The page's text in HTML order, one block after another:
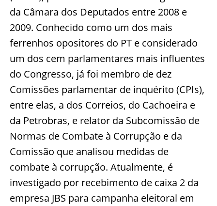
da Câmara dos Deputados entre 2008 e
2009. Conhecido como um dos mais
ferrenhos opositores do PT e considerado
um dos cem parlamentares mais influentes
do Congresso, já foi membro de dez
Comissões parlamentar de inquérito (CPIs),
entre elas, a dos Correios, do Cachoeira e
da Petrobras, e relator da Subcomissão de
Normas de Combate à Corrupção e da
Comissão que analisou medidas de
combate à corrupção. Atualmente, é
investigado por recebimento de caixa 2 da
empresa JBS para campanha eleitoral em